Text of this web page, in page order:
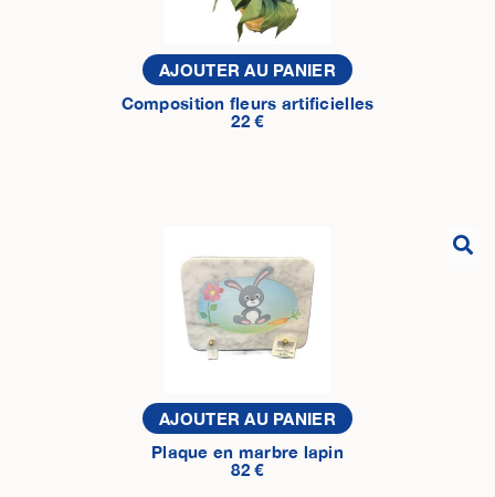
AJOUTER AU PANIER
Composition fleurs artificielles
22 €
AJOUTER AU PANIER
Plaque en marbre lapin
82 €